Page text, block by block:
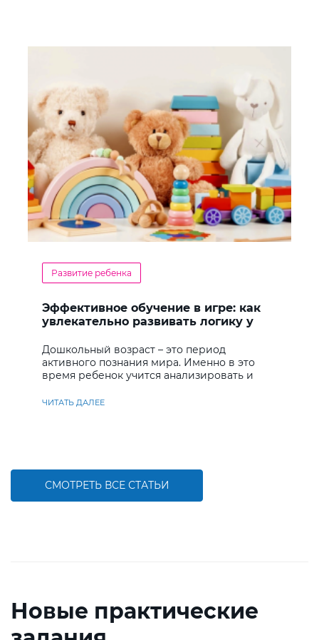
Развитие ребенка
Эффективное обучение в игре: как
увлекательно развивать логику у
Дошкольный возраст – это период
активного познания мира. Именно в это
время ребенок учится анализировать и
ЧИТАТЬ ДАЛЕЕ
СМОТРЕТЬ ВСЕ СТАТЬИ
Новые практические